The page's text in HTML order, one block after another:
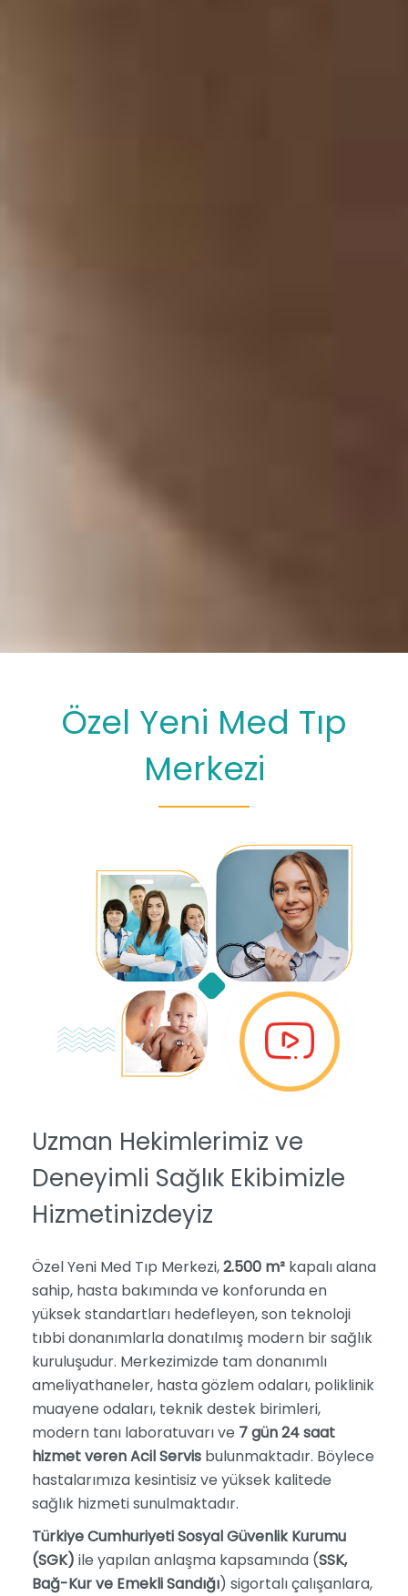
Özel Yeni Med Tıp
Merkezi
Uzman Hekimlerimiz ve
Deneyimli Sağlık Ekibimizle
Hizmetinizdeyiz
Özel Yeni Med Tıp Merkezi,2.500 m² kapalı alana
sahip, hasta bakımında ve konforunda en
yüksek standartları hedefleyen, son teknoloji
tıbbi donanımlarla donatılmış modern bir sağlık
kuruluşudur. Merkezimizde tam donanımlı
ameliyathaneler, hasta gözlem odaları, poliklinik
muayene odaları, teknik destek birimleri,
modern tanı laboratuvarı ve 7 gün 24 saat
hizmet veren Acil Servis bulunmaktadır. Böylece
hastalarımıza kesintisiz ve yüksek kalitede
sağlık hizmeti sunulmaktadır.
Türkiye Cumhuriyeti Sosyal Güvenlik Kurumu
(SGK) ile yapılan anlaşma kapsamında (SSK,
Bağ-Kur ve Emekli Sandığı) sigortalı çalışanlara,